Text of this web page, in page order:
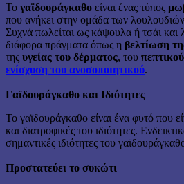
Το γαϊδουράγκαθο είναι ένας τύπος
που ανήκει στην ομάδα των
Συχνά πωλείται ως κάψουλα ή τσάι και
διάφορα πράγματα όπως η βελτίωση
της υγείας του δέρματος, του
ενίσχυση του ανοσοποιητικού.
Γαϊδουράγκαθο και Ιδιότητες
Το γαϊδουράγκαθο είναι ένα φυτό που
και διατροφικές του ιδιότητες.
σημαντικές ιδιότητες του
Προστατεύει το συκώτι